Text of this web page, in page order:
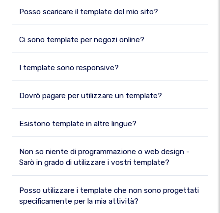
Posso scaricare il template del mio sito?
Ci sono template per negozi online?
I template sono responsive?
Dovrò pagare per utilizzare un template?
Esistono template in altre lingue?
Non so niente di programmazione o web design -
Sarò in grado di utilizzare i vostri template?
Posso utilizzare i template che non sono progettati
specificamente per la mia attività?